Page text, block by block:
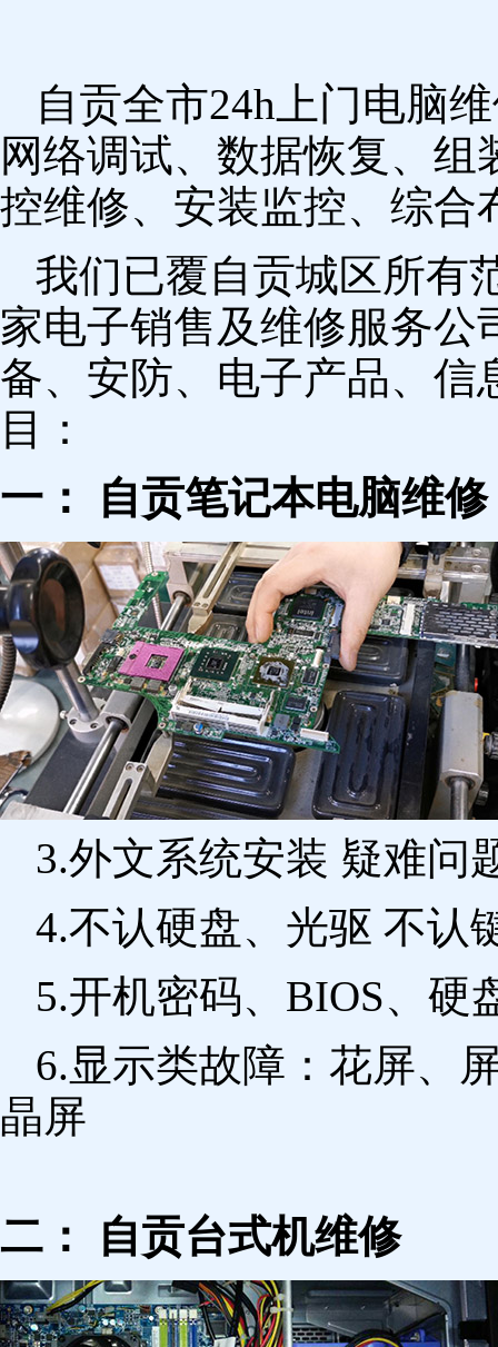
自贡全市24h上门电脑
网络调试、数据恢复、
控维修、安装监控、综合
我们已覆自贡城区所有
家电子销售及维修服务公
备、安防、电子产品、信
目：
一： 自贡笔记本电脑维修
3.外文系统安装 疑难问
4.不认硬盘、光驱 不认
5.开机密码、BIOS、硬
6.显示类故障：花屏、
晶屏
二： 自贡台式机维修